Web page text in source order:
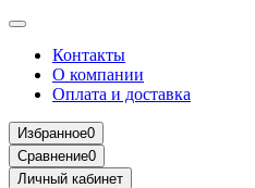
Контакты
О компании
Оплата и доставка
Избранное0
Сравнение0
Личный кабинет